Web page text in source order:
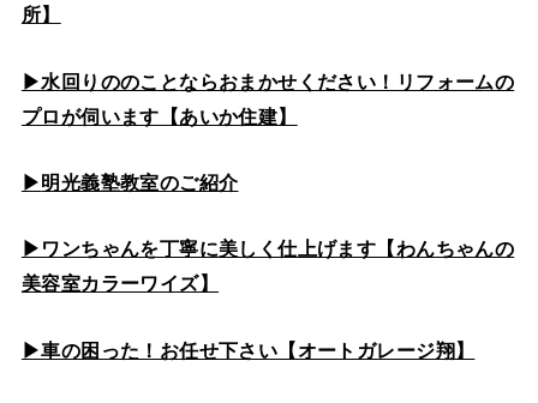
所】
▶水回りののことならおまかせください！リフォームの
プロが伺います【あいか住建】
▶明光義塾教室のご紹介
▶ワンちゃんを丁寧に美しく仕上げます【わんちゃんの
美容室カラーワイズ】
▶車の困った！お任せ下さい【オートガレージ翔】